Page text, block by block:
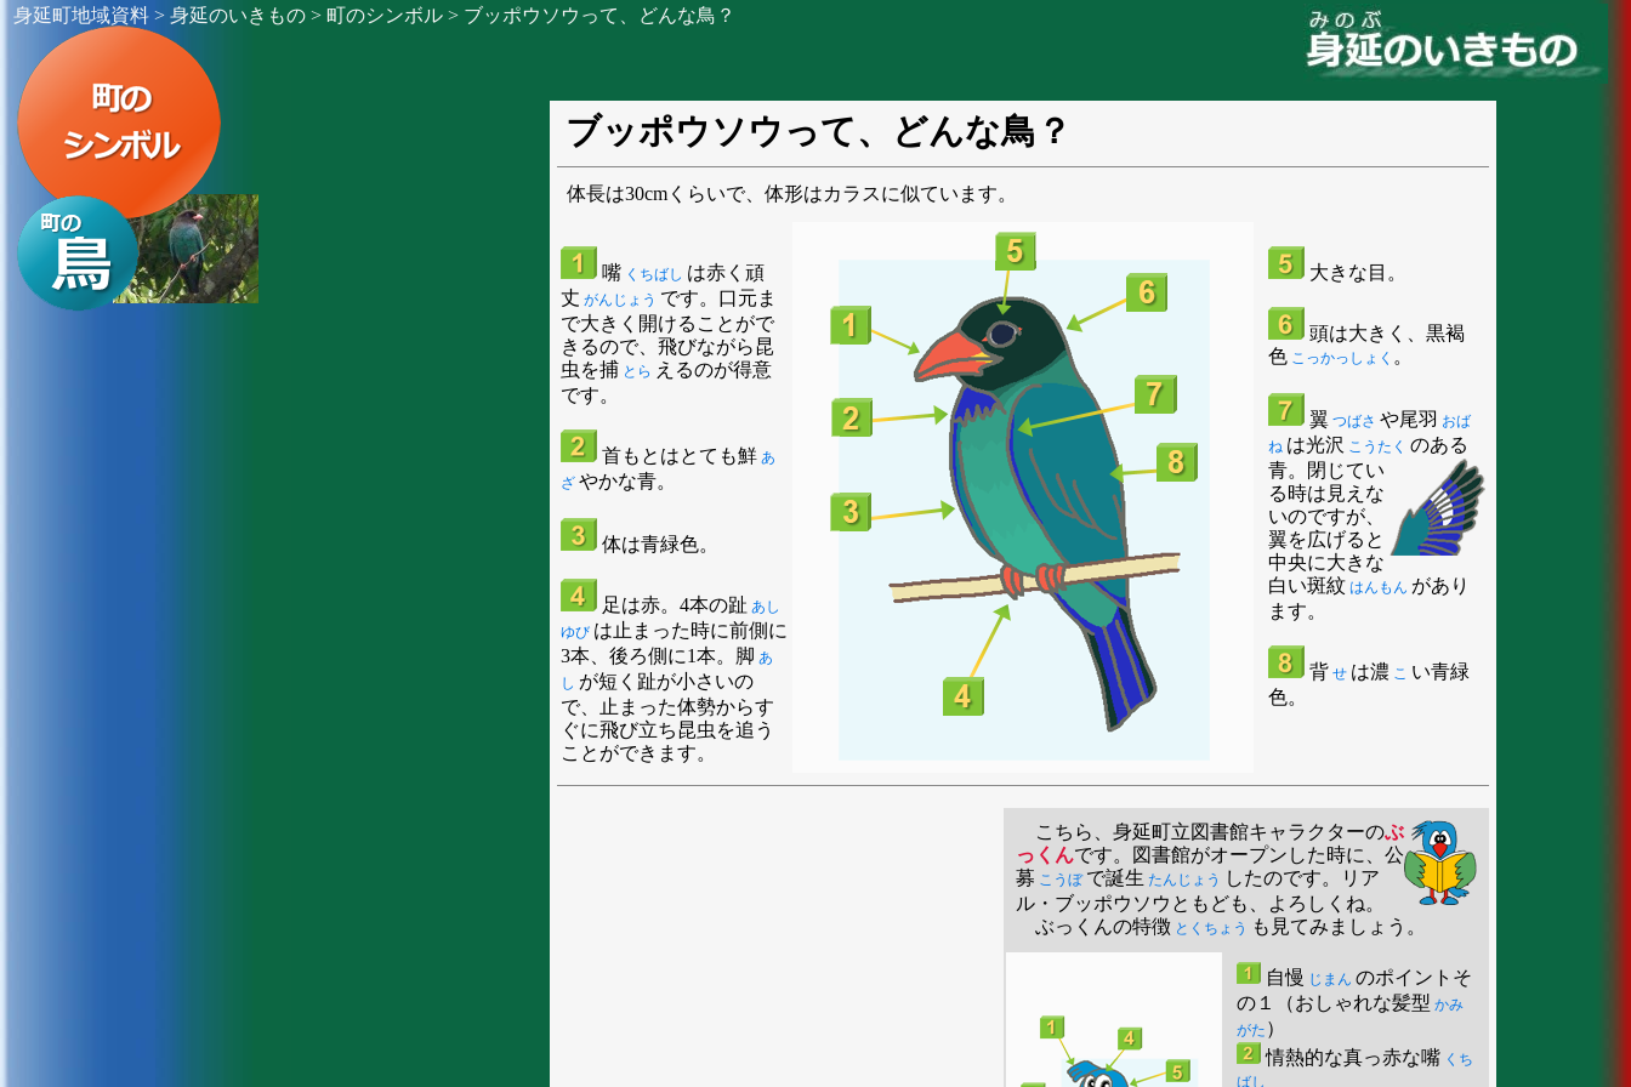
身延町地域資料 > 身延のいきもの > 町のシンボル > ブッポウソウって、どんな鳥？
ブッポウソウって、どんな鳥？
体長は30cmくらいで、体形はカラスに似ています。
嘴 くちばし は赤く頑
丈 がんじょう です。口元ま
で大きく開けることがで
きるので、飛びながら昆
虫を捕 とら えるのが得意
です。
首もとはとても鮮 あ
ざ やかな青。
体は青緑色。
足は赤。4本の趾 あし
ゆび は止まった時に前側に
3本、後ろ側に1本。脚 あ
し が短く趾が小さいの
で、止まった体勢からす
ぐに飛び立ち昆虫を追う
ことができます。
大きな目。
頭は大きく、黒褐
色 こっかっしょく 。
翼 つばさ や尾羽 おば
ね は光沢 こうたく のある
青。
閉じてい
る時は見えな
いのですが、
翼を広げると
中央に大きな
白い斑紋 はんもん があり
ます。
背 せ は濃 こ い青緑
色。
こちら、身延町立図書館キャラクターのぶ
っくんです。図書館がオープンした時に、公
募 こうぼ で誕生 たんじょう
したのです。リア
ル・ブッポウソウともども、よろしくね。
ぶっくんの特徴 とくちょう も見てみましょう。
自慢 じまん のポイントそ
の１（おしゃれな髪型 かみ
がた ）
情熱的な真っ赤な嘴 くち
ばし